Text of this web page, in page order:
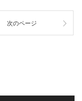
次のページ